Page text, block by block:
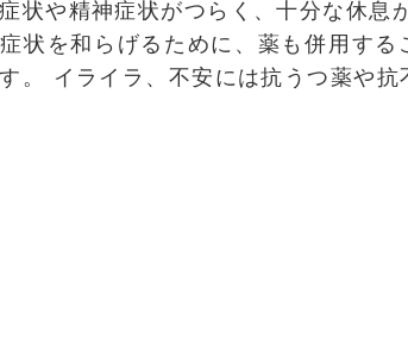
状や精神症状がつらく、十分な休息
状を和らげるために、薬も併用す
。 イライラ、不安には抗うつ薬や